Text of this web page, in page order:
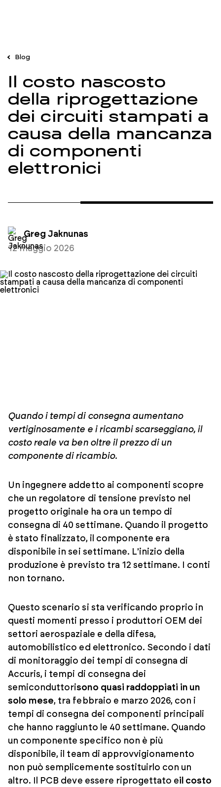
Blog
Il costo nascosto
della riprogettazione
dei circuiti stampati a
causa della mancanza
di componenti
elettronici
Greg Jaknunas
12 maggio 2026
Quando i tempi di consegna aumentano
vertiginosamente e i ricambi scarseggiano, il
costo reale va ben oltre il prezzo di un
componente di ricambio.
Un ingegnere addetto ai componenti scopre
che un regolatore di tensione previsto nel
progetto originale ha ora un tempo di
consegna di 40 settimane. Quando il progetto
è stato finalizzato, il componente era
disponibile in sei settimane. L'inizio della
produzione è previsto tra 12 settimane. I conti
non tornano.
Questo scenario si sta verificando proprio in
questi momenti presso i produttori OEM dei
settori aerospaziale e della difesa,
automobilistico ed elettronico. Secondo i dati
di monitoraggio dei tempi di consegna di
Accuris, i tempi di consegna dei
semiconduttorisono quasi raddoppiati in un
solo mese, tra febbraio e marzo 2026, con i
tempi di consegna dei componenti principali
che hanno raggiunto le 40 settimane. Quando
un componente specifico non è più
disponibile, il team di approvvigionamento
non può semplicemente sostituirlo con un
altro. Il PCB deve essere riprogettato eil costo